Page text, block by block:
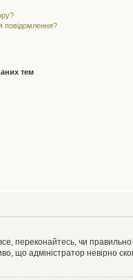
повідомлення?
тем
переконайтесь, чи
що адміністратор невірно